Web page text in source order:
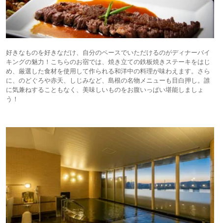
好きなものを好きなだけ、自分のペースでいただけるのがディナーバイ
キングの魅力！こちらのお宿では、焼き立ての鉄板焼きステーキをはじ
め、厳選した食材を使用して作られる和洋中の料理が味わえます。さら
に、のどぐろや赤天、しじみなど、島根の名物メニューも目白押し。誰
に気兼ねすることもなく、美味しいものをお腹いっぱい堪能しましょ
う！